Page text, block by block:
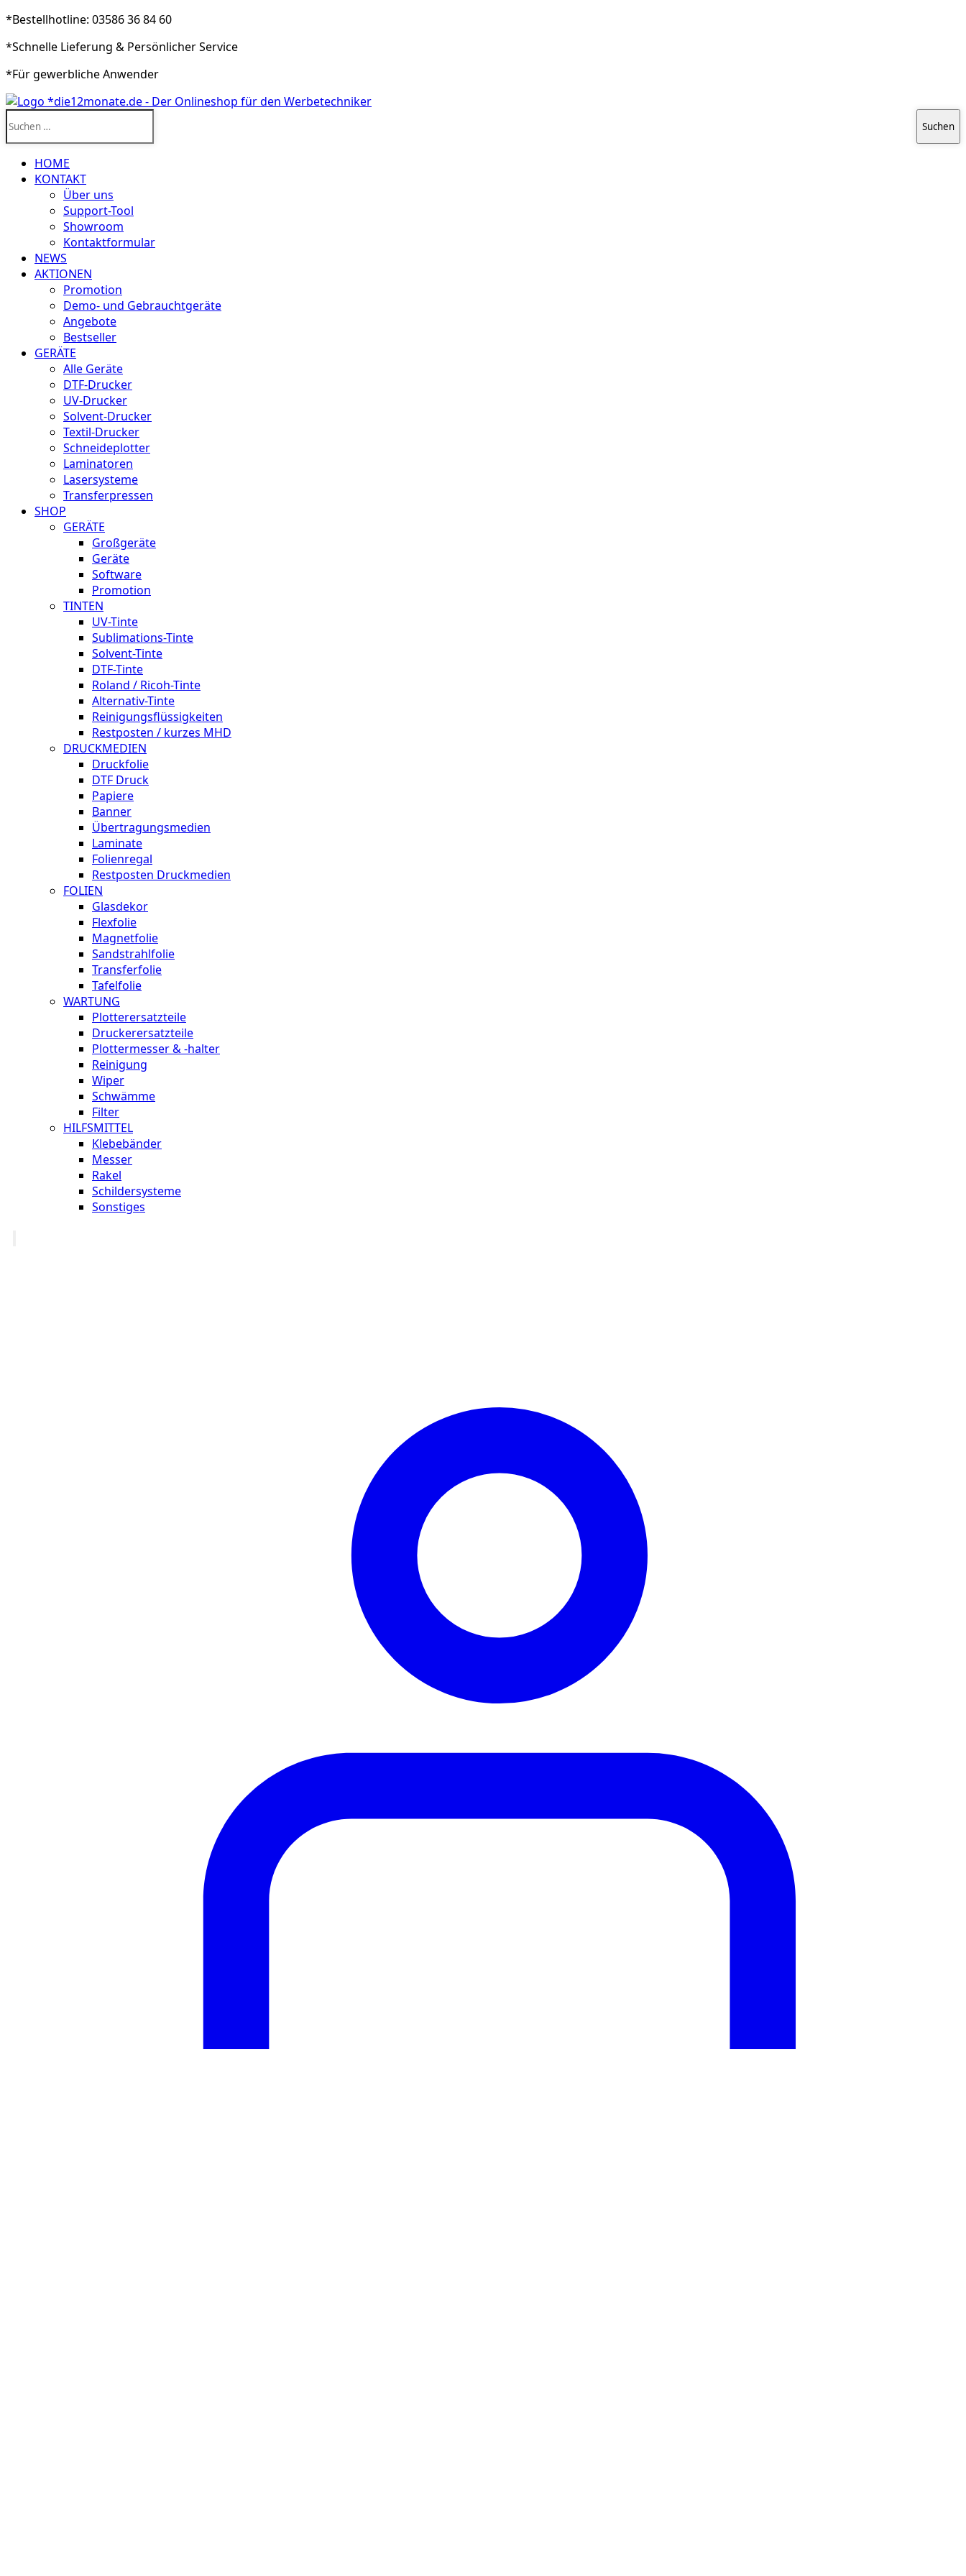
*Bestellhotline: 03586 36 84 60
*Schnelle Lieferung & Persönlicher Service
*Für gewerbliche Anwender
nach:
HOME
KONTAKT
Über uns
Support-Tool
Showroom
Kontaktformular
NEWS
AKTIONEN
Promotion
Demo- und Gebrauchtgeräte
Angebote
Bestseller
GERÄTE
Alle Geräte
DTF-Drucker
UV-Drucker
Solvent-Drucker
Textil-Drucker
Schneideplotter
Laminatoren
Lasersysteme
Transferpressen
SHOP
GERÄTE
Großgeräte
Geräte
Software
Promotion
TINTEN
UV-Tinte
Sublimations-Tinte
Solvent-Tinte
DTF-Tinte
Roland / Ricoh-Tinte
Alternativ-Tinte
Reinigungsflüssigkeiten
Restposten / kurzes MHD
DRUCKMEDIEN
Druckfolie
DTF Druck
Papiere
Banner
Übertragungsmedien
Laminate
Folienregal
Restposten Druckmedien
FOLIEN
Glasdekor
Flexfolie
Magnetfolie
Sandstrahlfolie
Transferfolie
Tafelfolie
WARTUNG
Plotterersatzteile
Druckerersatzteile
Plottermesser & -halter
Reinigung
Wiper
Schwämme
Filter
HILFSMITTEL
Klebebänder
Messer
Rakel
Schildersysteme
Sonstiges